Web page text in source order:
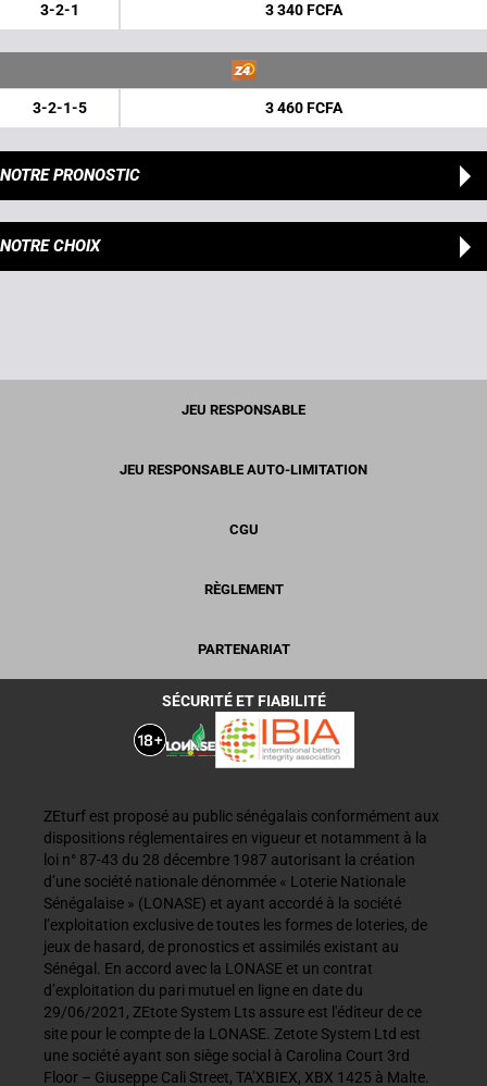
3-2-1 3 340 FCFA
3-2-1-5 3 460 FCFA
NOTRE PRONOSTIC
NOTRE CHOIX
JEU RESPONSABLE
JEU RESPONSABLE AUTO-LIMITATION
CGU
RÈGLEMENT
PARTENARIAT
SÉCURITÉ ET FIABILITÉ
ZEturf est proposé au public sénégalais conformément aux
dispositions réglementaires en vigueur et notamment à la
loi n° 87-43 du 28 décembre 1987 autorisant la création
d’une société nationale dénommée « Loterie Nationale
Sénégalaise » (LONASE) et ayant accordé à la société
l’exploitation exclusive de toutes les formes de loteries, de
jeux de hasard, de pronostics et assimilés existant au
Sénégal. En accord avec la LONASE et un contrat
d’exploitation du pari mutuel en ligne en date du
29/06/2021, ZEtote System Lts assure est l'éditeur de ce
site pour le compte de la LONASE. Zetote System Ltd est
une société ayant son siège social à Carolina Court 3rd
Floor – Giuseppe Cali Street, TA’XBIEX, XBX 1425 à Malte.